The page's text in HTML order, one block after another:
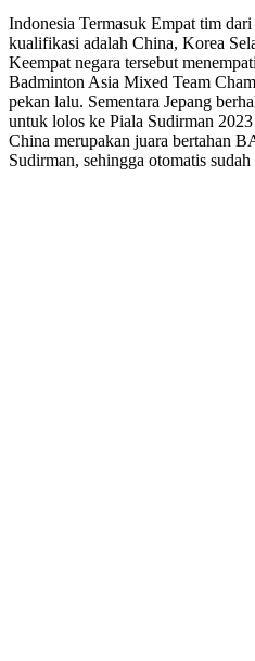
Indonesia Termasuk Empat tim
kualifikasi adalah China, Korea
Keempat negara tersebut
Badminton Asia Mixed Team
pekan lalu. Sementara Jepang
untuk lolos ke Piala Sudirman
China merupakan juara bertahan
Sudirman, sehingga otomatis sudah